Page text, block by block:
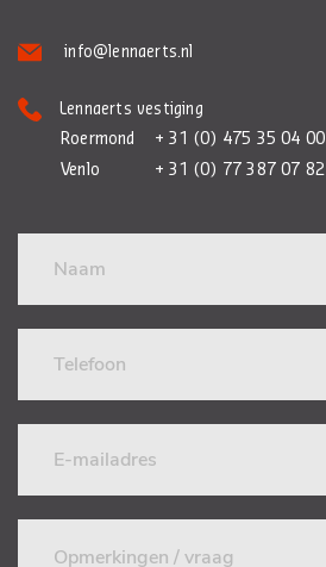
info@lennaerts.nl
Lennaerts vestiging
Roermond
+ 31 (0) 475 35 04 00
Venlo
+ 31 (0) 77 387 07 82